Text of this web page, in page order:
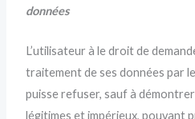
données
L’utilisateur à le droit de
traitement de ses données par
puisse refuser, sauf à
légitimes et impérieux, pouvant